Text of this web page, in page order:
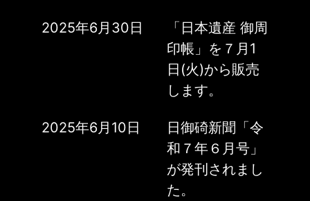
2025年6月30日
「日本遺産 御周
印帳」を７月1
日(火)から販売
します。
2025年6月10日
日御碕新聞「令
和７年６月号」
が発刊されまし
た。